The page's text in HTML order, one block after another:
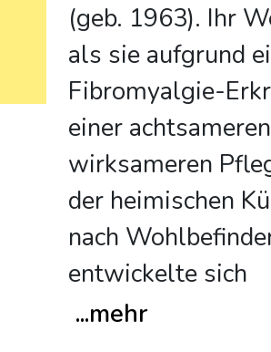
(geb. 1963). Ihr
als sie aufgrund
Fibromyalgie-
einer
wirksameren
der heimischen
nach
entwickelte sich
...mehr